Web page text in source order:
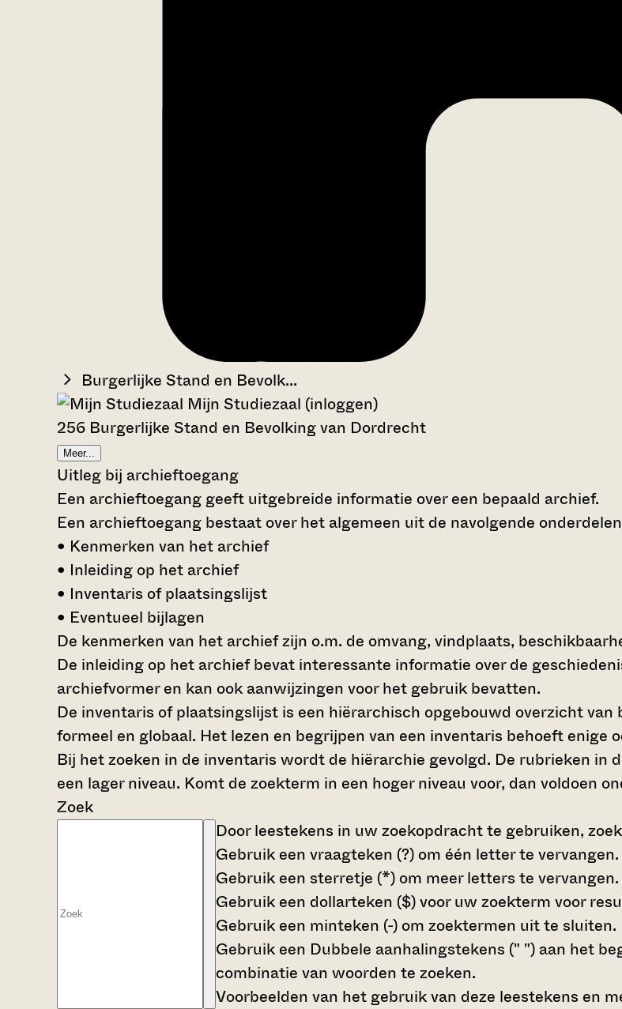
Burgerlijke Stand en Bevolk...
Mijn Studiezaal (inloggen)
256 Burgerlijke Stand en Bevolking van Dordrecht
Meer...
Uitleg bij archieftoegang
Een archieftoegang geeft uitgebreide informatie over een bepaald archief.
Een archieftoegang bestaat over het algemeen uit de navolgende
• Kenmerken van het archief
• Inleiding op het archief
• Inventaris of plaatsingslijst
• Eventueel bijlagen
De kenmerken van het archief zijn o.m. de omvang, vindplaats,
De inleiding op het archief bevat interessante informatie over de
archiefvormer en kan ook aanwijzingen voor het gebruik bevatten.
De inventaris of plaatsingslijst is een hiërarchisch opgebouwd overzicht
formeel en globaal. Het lezen en begrijpen van een inventaris behoeft enige
Bij het zoeken in de inventaris wordt de hiërarchie gevolgd. De rubrieken in
een lager niveau. Komt de zoekterm in een hoger niveau voor, dan voldoen
Zoek
Door leestekens in uw zoekopdracht te gebruiken,
Gebruik een vraagteken (?) om één letter te vervangen.
Gebruik een sterretje (*) om meer letters te vervangen.
Gebruik een dollarteken ($)voor uw zoekterm voor
Gebruik een minteken (-) om zoektermen uit te sluiten.
Gebruik een Dubbele aanhalingstekens (" ") aan het
combinatie van woorden te zoeken.
Voorbeelden van het gebruik van deze leestekens en